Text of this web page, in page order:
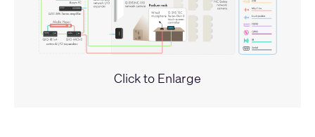
Click to Enlarge